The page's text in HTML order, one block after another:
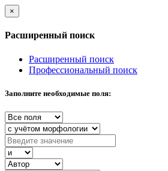
×
Расширенный поиск
Расширенный поиск
Профессиональный поиск
Заполните необходимые поля: